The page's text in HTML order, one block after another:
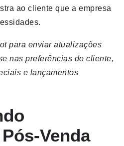
ao cliente que a empresa
para enviar atualizações
nas preferências do cliente,
e lançamentos
Venda